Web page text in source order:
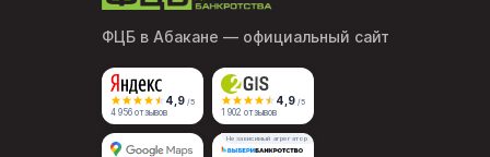
ФЦБ в Абакане — официальный сайт
4,9 /5
4 956 отзывов
4,9 /5
1 902 отзывов
Независимый агрегатор